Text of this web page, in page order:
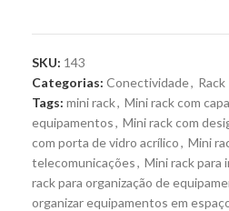
SKU: 143
Categorias: Conectividade, Rack
Tags: mini rack, Mini rack com
equipamentos, Mini rack com
com porta de vidro acrílico, Mini
telecomunicações, Mini rack para
rack para organização de
organizar equipamentos em